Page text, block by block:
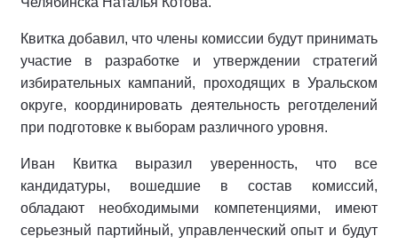
Квитка добавил, что члены комиссии будут принимать
участие в разработке и утверждении стратегий
избирательных кампаний, проходящих в Уральском
округе, координировать деятельность реготделений
при подготовке к выборам различного уровня.
Иван Квитка выразил уверенность, что все
кандидатуры, вошедшие в состав комиссий,
обладают необходимыми компетенциями, имеют
серьезный партийный, управленческий опыт и будут